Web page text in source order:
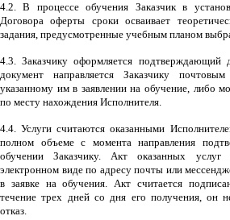
4.2. В процессе обучения Заказчик в
Договора оферты сроки осваивает
задания, предусмотренные учебным планом
4.3. Заказчику оформляется подтверждающий
документ направляется Заказчику
указанному им в заявлении на обучение, либо
по месту нахождения Исполнителя.
4.4. Услуги считаются оказанными
полном объеме с момента направления
обучении Заказчику. Акт оказанных услуг
электронном виде по адресу почты или
в заявке на обучения. Акт считается
течение трех дней со дня его получения, он
отказ.